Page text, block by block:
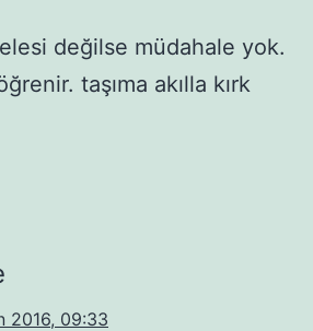
değilse müdahale yok.
taşıma akılla kırk
2016, 09:33